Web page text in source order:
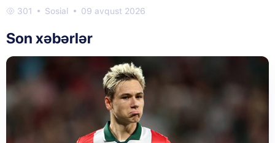
301 Sosial 09 avqust 2026
Son xəbərlər